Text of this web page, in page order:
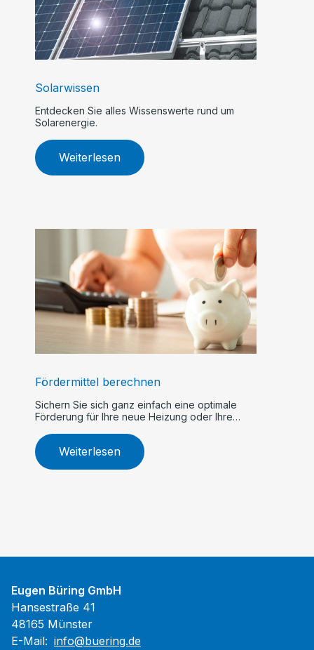
Solarwissen
Entdecken Sie alles Wissenswerte rund um
Solarenergie.
Weiterlesen
Fördermittel berechnen
Sichern Sie sich ganz einfach eine optimale
Förderung für Ihre neue Heizung oder Ihre
Weiterlesen
Eugen Büring GmbH
Hansestraße 41
48165 Münster
E-Mail: info@buering.de